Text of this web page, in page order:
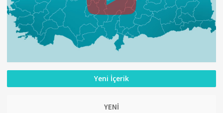
Yeni İçerik
YENİ